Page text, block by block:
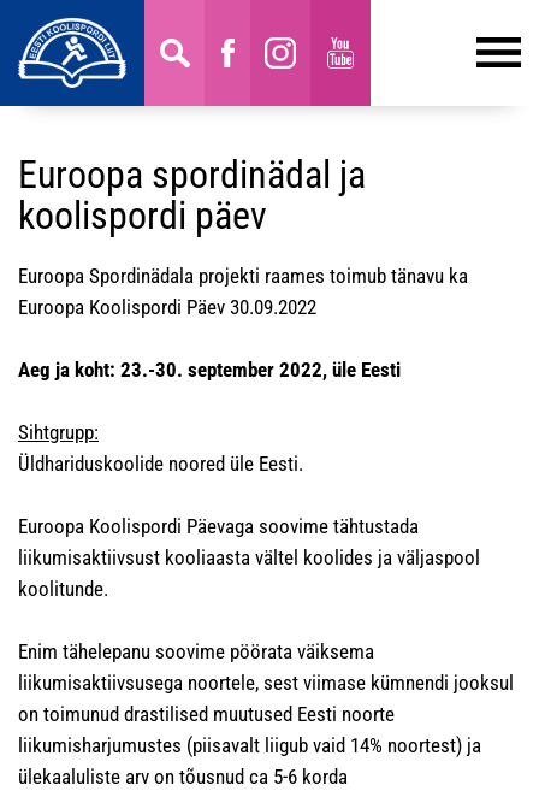
Euroopa spordinädal ja
koolispordi päev
Euroopa Spordinädala projekti raames toimub tänavu ka
Euroopa Koolispordi Päev 30.09.2022
Aeg ja koht: 23.-30. september 2022, üle Eesti
Sihtgrupp:
Üldhariduskoolide noored üle Eesti.
Euroopa Koolispordi Päevaga soovime tähtustada
liikumisaktiivsust kooliaasta vältel koolides ja väljaspool
koolitunde.
Enim tähelepanu soovime pöörata väiksema
liikumisaktiivsusega noortele, sest viimase kümnendi jooksul
on toimunud drastilised muutused Eesti noorte
liikumisharjumustes (piisavalt liigub vaid 14% noortest) ja
ülekaaluliste arv on tõusnud ca 5-6 korda